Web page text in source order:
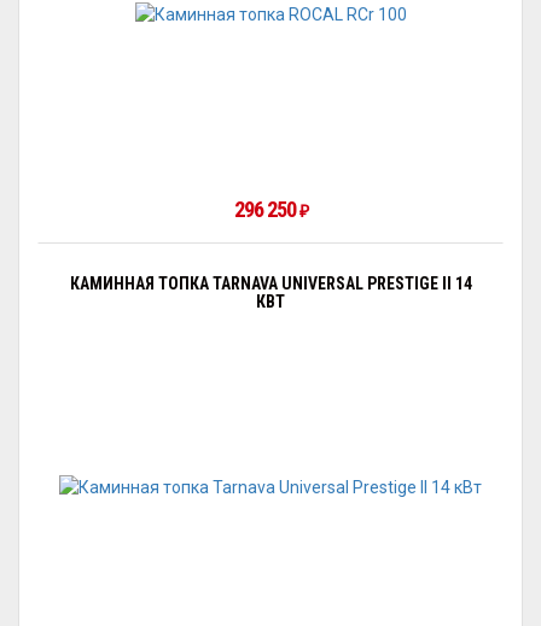
296 250₽
КАМИННАЯ ТОПКА TARNAVA UNIVERSAL PRESTIGE II 14
КВТ